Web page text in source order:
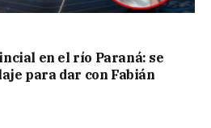
en el río Paraná: se
para dar con Fabián